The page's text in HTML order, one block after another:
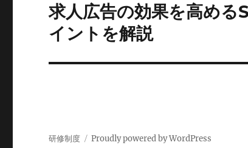
ー
シ
ョ
次
投
稿:
求人広告の効果を高める
イントを解説
研修制度 Proudly powered by WordPress